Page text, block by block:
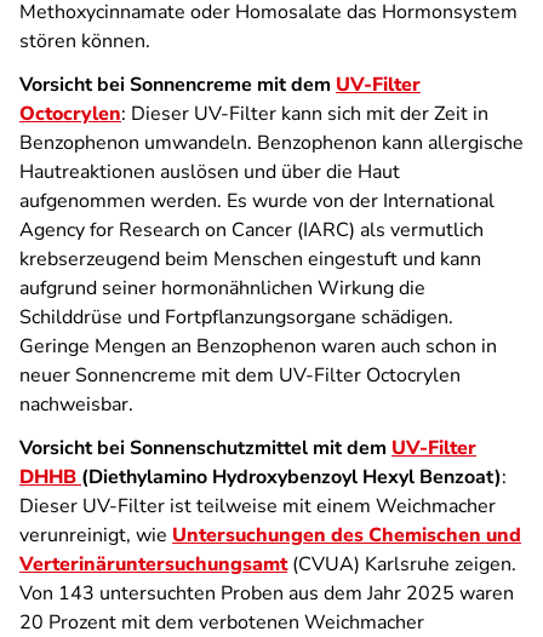
Methoxycinnamate oder Homosalate das Hormonsystem
stören können.
Vorsicht bei Sonnencreme mit dem UV-Filter
Octocrylen: Dieser UV-Filter kann sich mit der Zeit in
Benzophenon umwandeln. Benzophenon kann allergische
Hautreaktionen auslösen und über die Haut
aufgenommen werden. Es wurde von der International
Agency for Research on Cancer (IARC) als vermutlich
krebserzeugend beim Menschen eingestuft und kann
aufgrund seiner hormonähnlichen Wirkung die
Schilddrüse und Fortpflanzungsorgane schädigen.
Geringe Mengen an Benzophenon waren auch schon in
neuer Sonnencreme mit dem UV-Filter Octocrylen
nachweisbar.
Vorsicht bei Sonnenschutzmittel mit dem UV-Filter
DHHB (Diethylamino Hydroxybenzoyl Hexyl Benzoat):
Dieser UV-Filter ist teilweise mit einem Weichmacher
verunreinigt, wie Untersuchungen des Chemischen und
Verterinäruntersuchungsamt(CVUA) Karlsruhe zeigen.
Von 143 untersuchten Proben aus dem Jahr 2025 waren
20 Prozent mit dem verbotenen Weichmacher